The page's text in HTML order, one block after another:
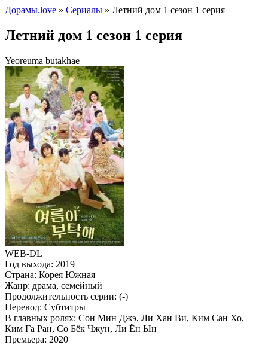
Дорамы.love » Сериалы » Летний дом 1 сезон 1 серия
Летний дом 1 сезон 1 серия
Yeoreuma butakhae
WEB-DL
Год выхода: 2019
Страна: Корея Южная
Жанр: драма, семейный
Продолжительность серии: (-)
Перевод: Субтитры
В главных ролях: Сон Мин Джэ, Ли Хан Ви, Ким Сан Хо,
Ким Га Ран, Со Бёк Чжун, Ли Ён Ын
Премьера: 2020